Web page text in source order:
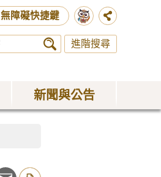
無障礙快捷鍵
進階搜尋
新聞與公告